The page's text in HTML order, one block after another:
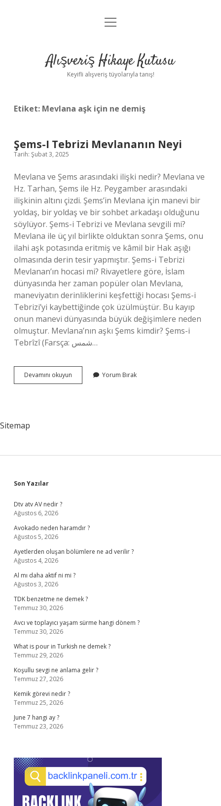
Anasayfa
Yasal Uyarı
menüyü
Alışveriş Hikaye Kutusu
Keyifli alışveriş tüyolarıyla tanış!
Etiket: Mevlana aşk için ne demiş
Şems-I Tebrizi Mevlananın Neyi
Tarih: Şubat 3, 2025
Mevlana ve Şems arasındaki ilişki nedir? Mevlana ve
Hz. Tarhan, Şems ile Hz. Peygamber arasındaki
ilişkinin altını çizdi. Şems’in Mevlana için manevi bir
yoldaş, bir yoldaş ve bir sohbet arkadaşı olduğunu
söylüyor. Şems-i Tebrizi ve Mevlana sevgili mi?
Mevlana ile üç yıl birlikte olduktan sonra Şems, onu
ilahi aşk potasında eritmiş ve kâmil bir Hak aşığı
olmasında derin tesir yapmıştır. Şems-i Tebrizi
Mevlanan’ın hocasi mi? Rivayetlere göre, İslam
dünyasında her zaman popüler olan Mevlana,
maneviyatın derinliklerini keşfettiği hocası Şems-i
Tebrizi’yi kaybettiğinde çok üzülmüştür. Bu kayıp
onun manevi dünyasında büyük değişimlere neden
olmuştur. Mevlana’nın aşkı Şems kimdir? Şems-i
Tebrîzî (Farsça: شمس…
Devamını okuyun
I
Yorum Bırak
Sitemap
Sidebar
Son Yazılar
Dtv atv AV nedir ?
Ağustos 6, 2026
Avokado neden haramdır ?
Ağustos 5, 2026
Ayetlerden oluşan bölümlere ne ad verilir ?
Ağustos 4, 2026
Al mı daha aktif ni mi ?
Ağustos 3, 2026
TDK benzetme ne demek ?
Temmuz 30, 2026
Avcı ve toplayıcı yaşam sürme hangi dönem ?
Temmuz 30, 2026
What is pour in Turkish ne demek ?
Temmuz 29, 2026
Koşullu sevgi ne anlama gelir ?
Temmuz 27, 2026
Kemik görevi nedir ?
Temmuz 25, 2026
June 7 hangi ay ?
Temmuz 23, 2026